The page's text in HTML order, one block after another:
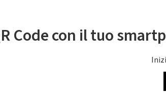
Code con il tuo